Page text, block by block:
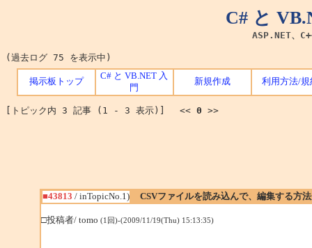
C# と
ASP.NET、
(過去ログ 75 を表示中)
掲示板トップ
C# と VB.NET 入
門
新規作成 利用方法/規
[トピック内 3 記事 (1 - 3 表示)] << 0 >>
■43813 / inTopicNo.1) CSVファイルを読み込んで、編集する方
□投稿者/ tomo (1回)-(2009/11/19(Thu) 15:13:35)